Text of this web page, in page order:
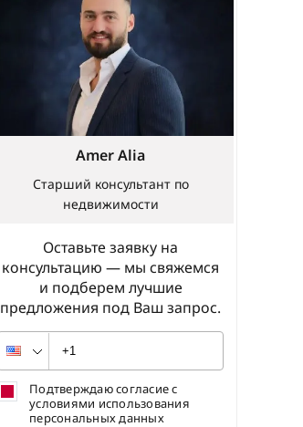
Оставьте заявку на
консультацию — мы свяжемся
и подберем лучшие
предложения под Ваш запрос.
Amer Alia
Старший консультант по
недвижимости
Подтверждаю согласие с
условиями использования
персональных данных